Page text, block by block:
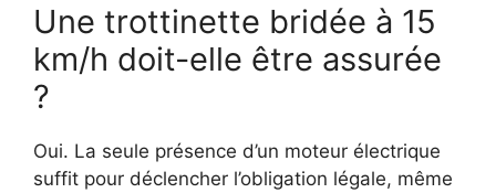
Une trottinette bridée à 15
km/h doit-elle être assurée
?
Oui. La seule présence d’un moteur électrique
suffit pour déclencher l’obligation légale, même